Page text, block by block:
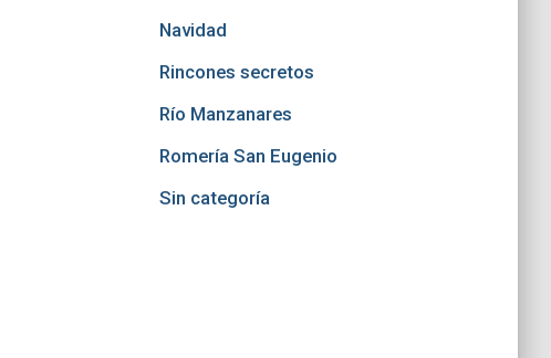
Navidad
Rincones secretos
Río Manzanares
Romería San Eugenio
Sin categoría